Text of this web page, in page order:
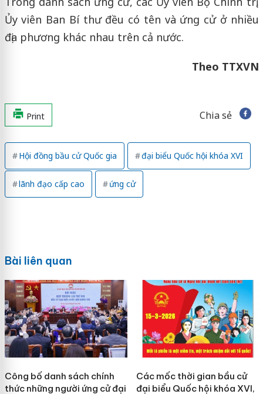
Ủy viên Ban Bí thư đều có tên và ứng cử ở nhiều
địa phương khác nhau trên cả nước.
Theo TTXVN
Print Chia sẻ
Hội đồng bầu cử Quốc gia đại biểu Quốc hội khóa XVI
lãnh đạo cấp cao ứng cử
Bài liên quan
Công bố danh sách chính
thức những người ứng cử đại
Các mốc thời gian bầu cử
đại biểu Quốc hội khóa XVI,